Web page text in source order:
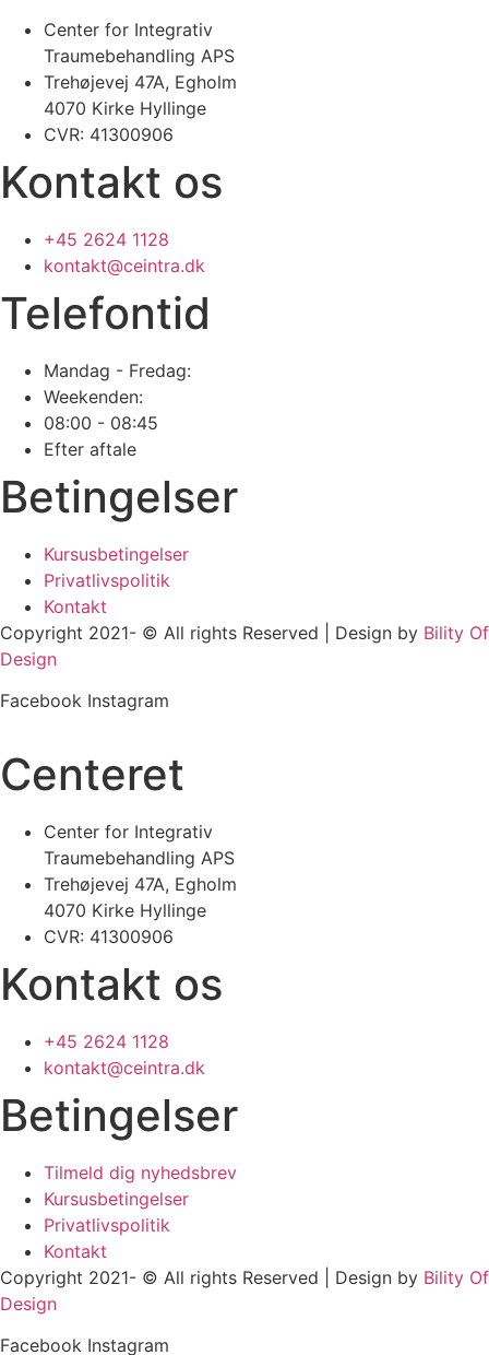
Center for Integrativ
Traumebehandling APS
Trehøjevej 47A, Egholm
4070 Kirke Hyllinge
CVR: 41300906
Kontakt os
+45 2624 1128
kontakt@ceintra.dk
Telefontid
Mandag - Fredag:
Weekenden:
08:00 - 08:45
Efter aftale
Betingelser
Kursusbetingelser
Privatlivspolitik
Kontakt
Copyright 2021- © All rights Reserved | Design by Bility Of
Design
Facebook Instagram
Centeret
Center for Integrativ
Traumebehandling APS
Trehøjevej 47A, Egholm
4070 Kirke Hyllinge
CVR: 41300906
Kontakt os
+45 2624 1128
kontakt@ceintra.dk
Betingelser
Tilmeld dig nyhedsbrev
Kursusbetingelser
Privatlivspolitik
Kontakt
Copyright 2021- © All rights Reserved | Design by Bility Of
Design
Facebook Instagram